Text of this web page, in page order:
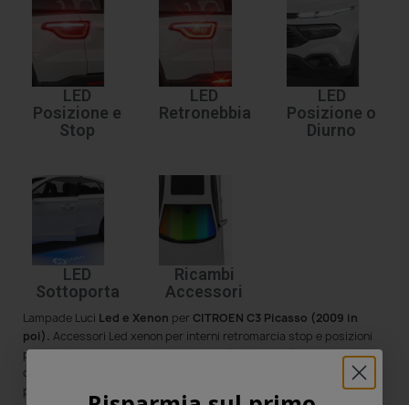
LED
Posizione e
Stop
LED
Retronebbia
LED
Posizione o
Diurno
LED
Sottoporta
Ricambi
Accessori
Lampade Luci Led e Xenon per CITROEN C3 Picasso (2009 in
poi). Accessori Led xenon per interni retromarcia stop e posizioni
per predisporre la propria C3 Picasso (2009 in poi) CITROEN
completamante a
Tutti i nostri prodotti sono specifici
per il marchio CITROEN C3 Picasso (2009 in poi) e sono capace di